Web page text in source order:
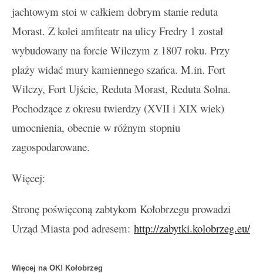
jachtowym stoi w całkiem dobrym stanie reduta
Morast. Z kolei amfiteatr na ulicy Fredry 1 został
wybudowany na forcie Wilczym z 1807 roku. Przy
plaży widać mury kamiennego szańca. M.in. Fort
Wilczy, Fort Ujście, Reduta Morast, Reduta Solna.
Pochodzące z okresu twierdzy (XVII i XIX wiek)
umocnienia, obecnie w różnym stopniu
zagospodarowane.
Więcej:
Stronę poświęconą zabtykom Kołobrzegu prowadzi
Urząd Miasta pod adresem: http://zabytki.kolobrzeg.eu/
Więcej na OK! Kołobrzeg